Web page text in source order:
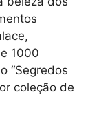
1000
“Segredos
coleção de